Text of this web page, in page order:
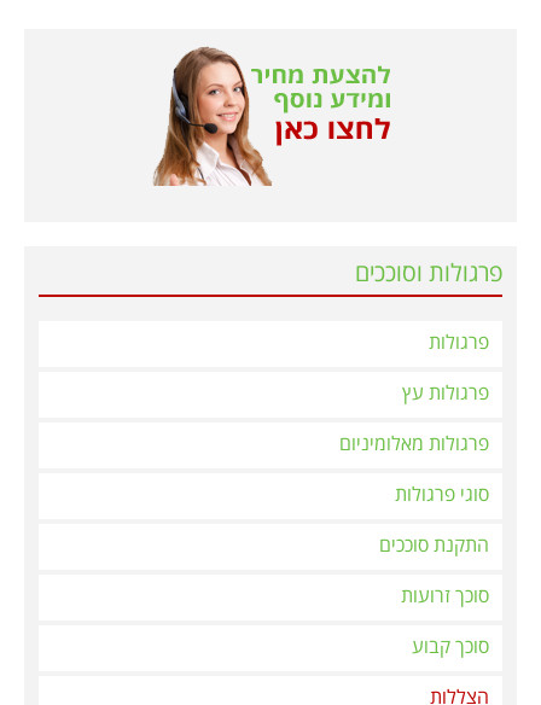
פרגולות וסוככים
פרגולות
פרגולות עץ
פרגולות מאלומיניום
סוגי פרגולות
התקנת סוככים
סוכך זרועות
סוכך קבוע
הצללות